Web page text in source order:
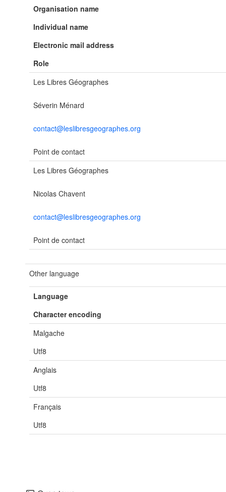
Organisation name
Individual name
Electronic mail address
Role
Les Libres Géographes
Séverin Ménard
contact@leslibresgeographes.org
Point de contact
Les Libres Géographes
Nicolas Chavent
contact@leslibresgeographes.org
Point de contact
Other language
Language
Character encoding
Malgache
Utf8
Anglais
Utf8
Français
Utf8